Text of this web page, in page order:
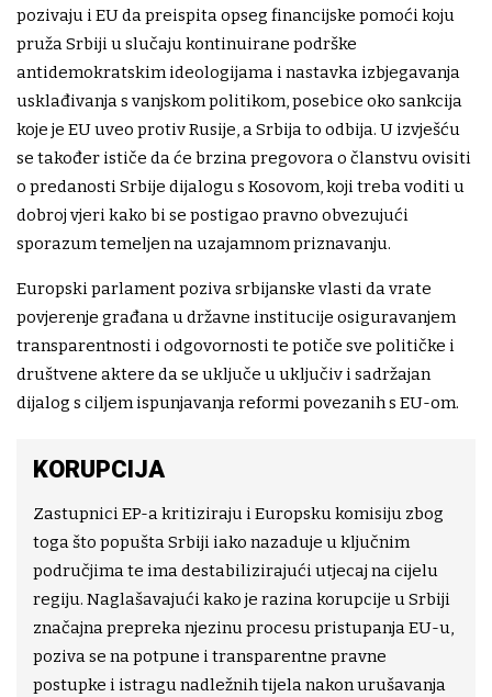
pozivaju i EU da preispita opseg financijske pomoći koju
pruža Srbiji u slučaju kontinuirane podrške
antidemokratskim ideologijama i nastavka izbjegavanja
usklađivanja s vanjskom politikom, posebice oko sankcija
koje je EU uveo protiv Rusije, a Srbija to odbija. U izvješću
se također ističe da će brzina pregovora o članstvu ovisiti
o predanosti Srbije dijalogu s Kosovom, koji treba voditi u
dobroj vjeri kako bi se postigao pravno obvezujući
sporazum temeljen na uzajamnom priznavanju.
Europski parlament poziva srbijanske vlasti da vrate
povjerenje građana u državne institucije osiguravanjem
transparentnosti i odgovornosti te potiče sve političke i
društvene aktere da se uključe u uključiv i sadržajan
dijalog s ciljem ispunjavanja reformi povezanih s EU-om.
KORUPCIJA
Zastupnici EP-a kritiziraju i Europsku komisiju zbog
toga što popušta Srbiji iako nazaduje u ključnim
područjima te ima destabilizirajući utjecaj na cijelu
regiju. Naglašavajući kako je razina korupcije u Srbiji
značajna prepreka njezinu procesu pristupanja EU-u,
poziva se na potpune i transparentne pravne
postupke i istragu nadležnih tijela nakon urušavanja